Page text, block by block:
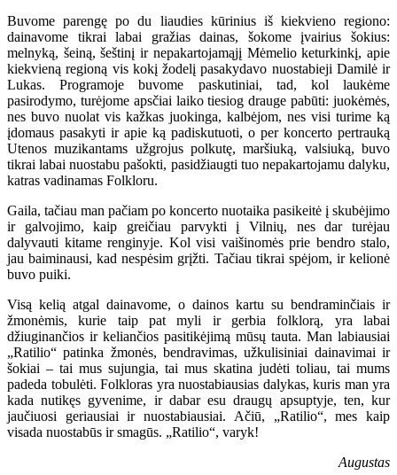
Buvome parengę po du liaudies kūrinius iš kiekvieno regiono:
dainavome tikrai labai gražias dainas, šokome įvairius šokius:
melnyką, šeiną, šeštinį ir nepakartojamąjį Mėmelio keturkinkį, apie
kiekvieną regioną vis kokį žodelį pasakydavo nuostabieji Damilė ir
Lukas. Programoje buvome paskutiniai, tad, kol laukėme
pasirodymo, turėjome apsčiai laiko tiesiog drauge pabūti: juokėmės,
nes buvo nuolat vis kažkas juokinga, kalbėjom, nes visi turime ką
įdomaus pasakyti ir apie ką padiskutuoti, o per koncerto pertrauką
Utenos muzikantams užgrojus polkutę, maršiuką, valsiuką, buvo
tikrai labai nuostabu pašokti, pasidžiaugti tuo nepakartojamu dalyku,
katras vadinamas Folkloru.
Gaila, tačiau man pačiam po koncerto nuotaika pasikeitė į skubėjimo
ir galvojimo, kaip greičiau parvykti į Vilnių, nes dar turėjau
dalyvauti kitame renginyje. Kol visi vaišinomės prie bendro stalo,
jau baiminausi, kad nespėsim grįžti. Tačiau tikrai spėjom, ir kelionė
buvo puiki.
Visą kelią atgal dainavome, o dainos kartu su bendraminčiais ir
žmonėmis, kurie taip pat myli ir gerbia folklorą, yra labai
džiuginančios ir keliančios pasitikėjimą mūsų tauta. Man labiausiai
„Ratilio“ patinka žmonės, bendravimas, užkulisiniai dainavimai ir
šokiai – tai mus sujungia, tai mus skatina judėti toliau, tai mums
padeda tobulėti. Folkloras yra nuostabiausias dalykas, kuris man yra
kada nutikęs gyvenime, ir dabar esu draugų apsuptyje, ten, kur
jaučiuosi geriausiai ir nuostabiausiai. Ačiū, „Ratilio“, mes kaip
visada nuostabūs ir smagūs. „Ratilio“, varyk!
Augustas